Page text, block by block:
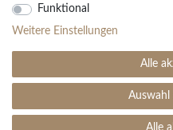
Große Auswahl
Kauf auf Rechnung
Einfache
Funktional
Weitere Einstellungen
Alle
Auswahl
Alle
SEHR GUT (4.99 / 5)
Bewertungen bei: